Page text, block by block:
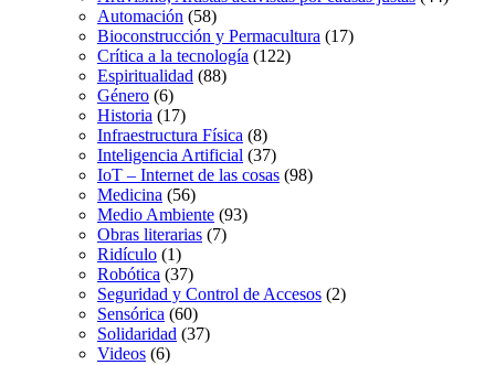
Automación (58)
Bioconstrucción y Permacultura (17)
Crítica a la tecnología (122)
Espiritualidad (88)
Género (6)
Historia (17)
Infraestructura Física (8)
Inteligencia Artificial (37)
IoT – Internet de las cosas (98)
Medicina (56)
Medio Ambiente (93)
Obras literarias (7)
Ridículo (1)
Robótica (37)
Seguridad y Control de Accesos (2)
Sensórica (60)
Solidaridad (37)
Videos (6)